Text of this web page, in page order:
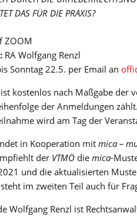
DAS FÜR DIE PRAXIS?
ZOOM
RA Wolfgang Renzl
Sonntag 22.5. per Email an
kostenlos nach Maßgabe der
der Anmeldungen zählt.
wird am Tag der
in Kooperation mitmica –
der VTMÖ die mica-
und die aktualisierten
im zweiten Teil auch für
Wolfgang Renzl ist